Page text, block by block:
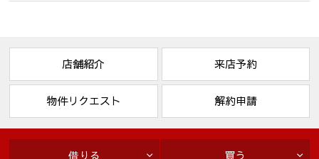
店舗紹介 来店予約
物件リクエスト 解約申請
借りる 買う